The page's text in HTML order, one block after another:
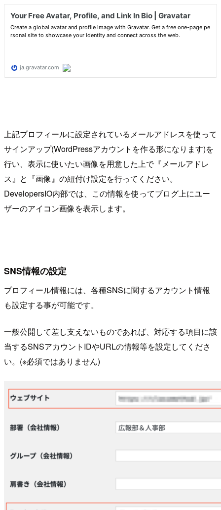
上記プロフィールに設定されているメールアドレスを使って
サインアップ(WordPressアカウントを作る形になります)を
行い、表示に使いたい画像を用意した上で『メールアドレ
ス』と『画像』の紐付け設定を行ってください。
DevelopersIO内部では、この情報を使ってブログ上にユー
ザーのアイコン画像を表示します。
SNS情報の設定
プロフィール情報には、各種SNSに関するアカウント情報
も設定する事が可能です。
一般公開して差し支えないものであれば、対応する項目に該
当するSNSアカウントIDやURLの情報等を設定してくださ
い。(※必須ではありません)